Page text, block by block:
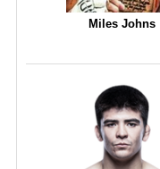
Miles Johns